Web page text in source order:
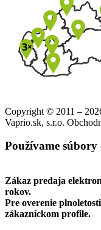
Copyright © 2011 –
Vaprio.sk, s.r.o.
Používame súbory
Zákaz predaja
rokov.
Pre overenie
zákazníckom profile.